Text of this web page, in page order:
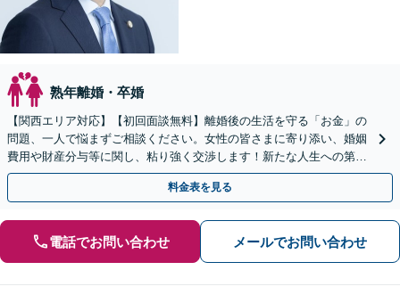
熟年離婚・卒婚
【関西エリア対応】【初回面談無料】離婚後の生活を守る「お金」の
問題、一人で悩まずご相談ください。女性の皆さまに寄り添い、婚姻
費用や財産分与等に関し、粘り強く交渉します！新たな人生への第一
歩を全力でサポートいたします。【休日・夜間相談可】
料金表を見る
電話でお問い合わせ メールでお問い合わせ